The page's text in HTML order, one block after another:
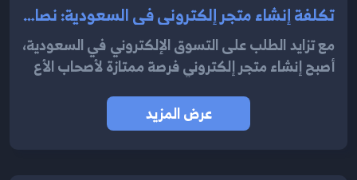
تكلفة إنشاء متجر إلكتروني في السعودية: نصائح لميزانية متوازنة2024
مع تزايد الطلب على التسوق الإلكتروني في السعودية،
أصبح إنشاء متجر إلكتروني فرصة ممتازة لأصحاب الأع
عرض المزيد